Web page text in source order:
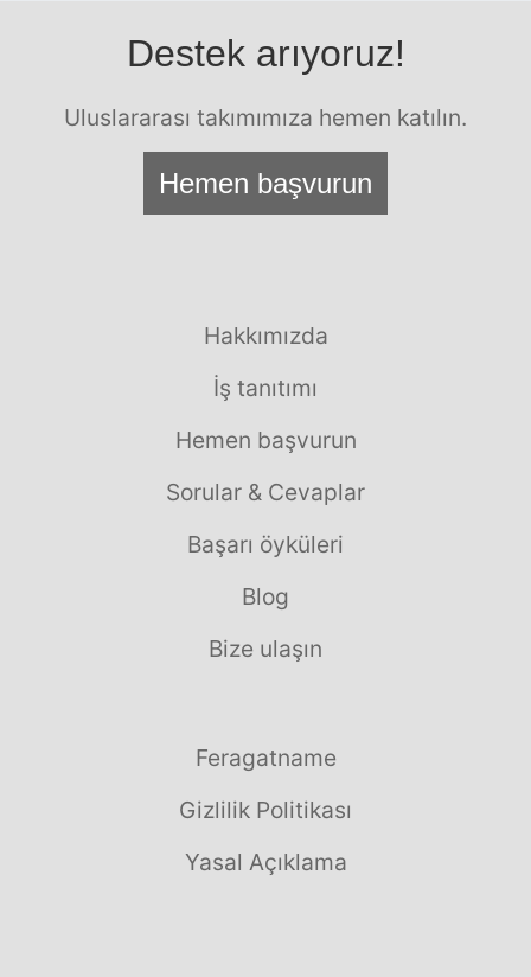
Destek arıyoruz!
Uluslararası takımımıza hemen katılın.
Hemen başvurun
Hakkımızda
İş tanıtımı
Hemen başvurun
Sorular & Cevaplar
Başarı öyküleri
Blog
Bize ulaşın
Feragatname
Gizlilik Politikası
Yasal Açıklama